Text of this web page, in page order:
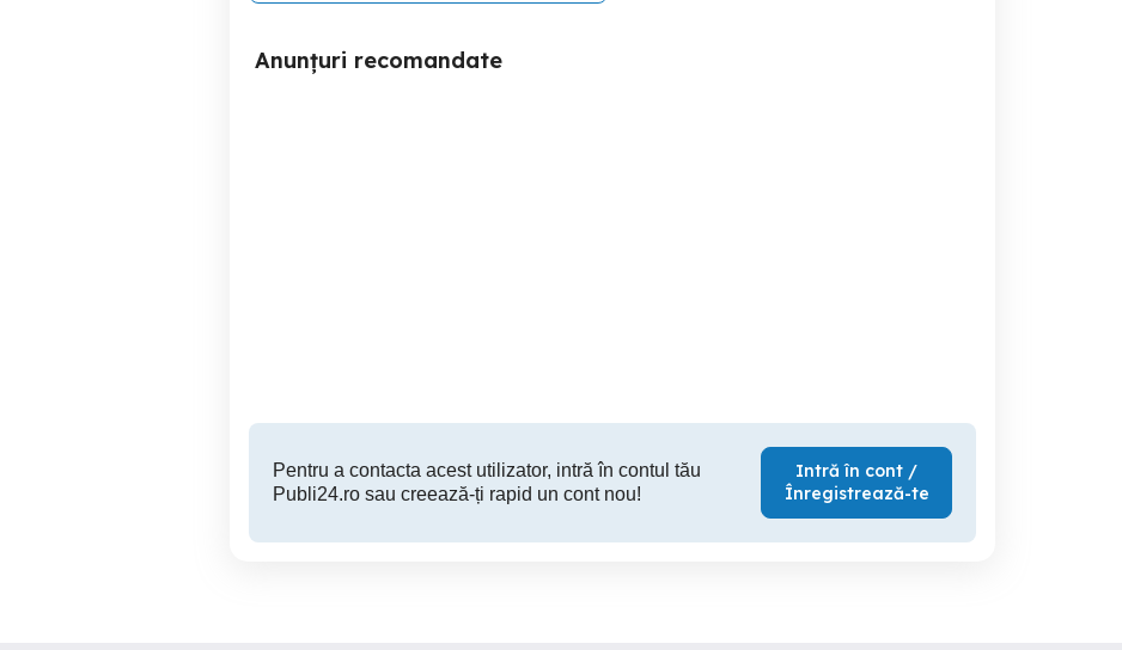
Anunțuri recomandate
Pentru a contacta acest utilizator, intră în contul tău
Publi24.ro sau creează-ți rapid un cont nou!
Intră în cont /
Înregistrează-te